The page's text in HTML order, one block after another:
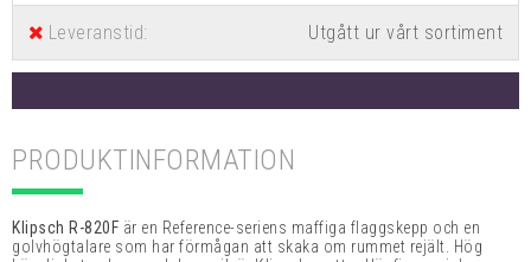
Leveranstid: Utgått ur vårt sortiment
PRODUKTINFORMATION
Klipsch R-820F är en Reference-seriens maffiga flaggskepp och en
golvhögtalare som har förmågan att skaka om rummet rejält. Hög